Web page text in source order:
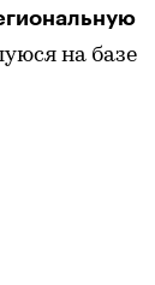
на базе